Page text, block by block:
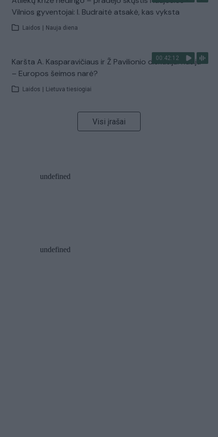
Vilnios gyventojai: I. Budraitė atsakė, kas vyksta
Laidos Nauja diena
00:42:12
Karšta A. Kasparavičiaus ir Ž Pavilionio diskusija: Rusija
– Europos šeimos narė?
Laidos Lietuva tiesiogiai
Visi įrašai